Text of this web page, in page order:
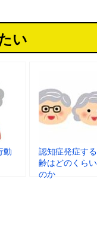
い
動
認知症発症す
齢はどのくら
のか